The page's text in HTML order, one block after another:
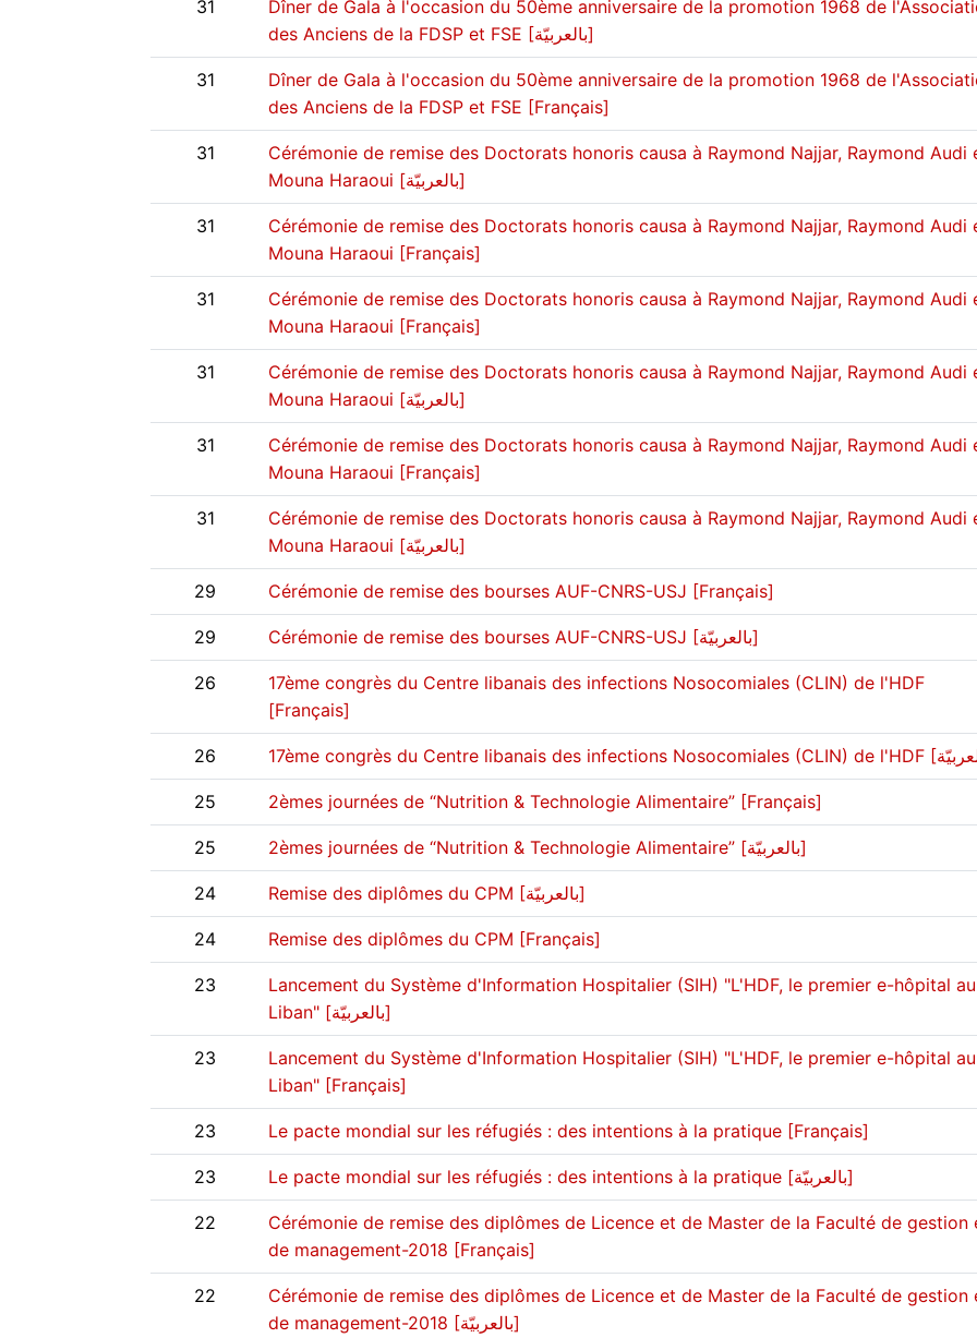
31
Dîner de Gala à l'occasion du 50ème anniversaire de la promotion 1968 de
des Anciens de la FDSP et FSE [بالعربيّة]
31
Dîner de Gala à l'occasion du 50ème anniversaire de la promotion 1968 de
des Anciens de la FDSP et FSE [Français]
31
Cérémonie de remise des Doctorats honoris causa à Raymond Najjar, Raymond Audi
Mouna Haraoui [بالعربيّة]
31
Cérémonie de remise des Doctorats honoris causa à Raymond Najjar, Raymond Audi
Mouna Haraoui [Français]
31
Cérémonie de remise des Doctorats honoris causa à Raymond Najjar, Raymond Audi
Mouna Haraoui [Français]
31
Cérémonie de remise des Doctorats honoris causa à Raymond Najjar, Raymond Audi
Mouna Haraoui [بالعربيّة]
31
Cérémonie de remise des Doctorats honoris causa à Raymond Najjar, Raymond Audi
Mouna Haraoui [Français]
31
Cérémonie de remise des Doctorats honoris causa à Raymond Najjar, Raymond Audi
Mouna Haraoui [بالعربيّة]
29 Cérémonie de remise des bourses AUF-CNRS-USJ [Français]
29 Cérémonie de remise des bourses AUF-CNRS-USJ [بالعربيّة]
26
17ème congrès du Centre libanais des infections Nosocomiales (CLIN) de l'HDF
[Français]
26
25 2èmes journées de “Nutrition & Technologie Alimentaire” [Français]
25 2èmes journées de “Nutrition & Technologie Alimentaire” [بالعربيّة]
24 Remise des diplômes du CPM [بالعربيّة]
24 Remise des diplômes du CPM [Français]
23
Lancement du Système d'Information Hospitalier (SIH) "L'HDF, le premier e-hôpital au
Liban" [بالعربيّة]
23
Lancement du Système d'Information Hospitalier (SIH) "L'HDF, le premier e-hôpital au
Liban" [Français]
23 Le pacte mondial sur les réfugiés : des intentions à la pratique [Français]
23 Le pacte mondial sur les réfugiés : des intentions à la pratique [بالعربيّة]
22
Cérémonie de remise des diplômes de Licence et de Master de la Faculté de gestion
de management-2018 [Français]
22
Cérémonie de remise des diplômes de Licence et de Master de la Faculté de gestion
de management-2018 [بالعربيّة]